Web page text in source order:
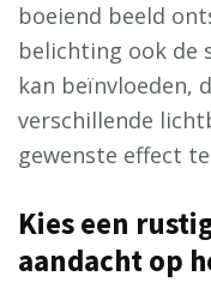
boeiend beeld
belichting ook de
kan beïnvloeden,
verschillende
gewenste effect
Kies een
aandacht op